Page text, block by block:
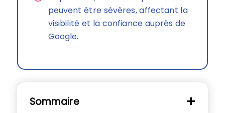
peuvent être sévères, affectant la
visibilité et la confiance auprès de
Google.
Sommaire